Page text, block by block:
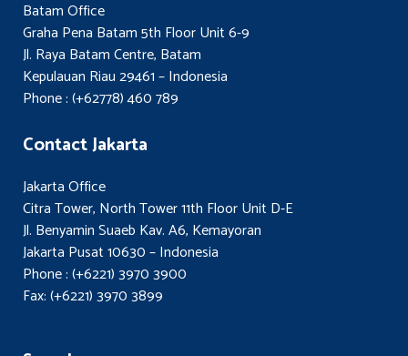
Batam Office
Graha Pena Batam 5th Floor Unit 6-9
Jl. Raya Batam Centre, Batam
Kepulauan Riau 29461 – Indonesia
Phone : (+62778) 460 789
Contact Jakarta
Jakarta Office
Citra Tower, North Tower 11th Floor Unit D-E
Jl. Benyamin Suaeb Kav. A6, Kemayoran
Jakarta Pusat 10630 – Indonesia
Phone : (+6221) 3970 3900
Fax: (+6221) 3970 3899